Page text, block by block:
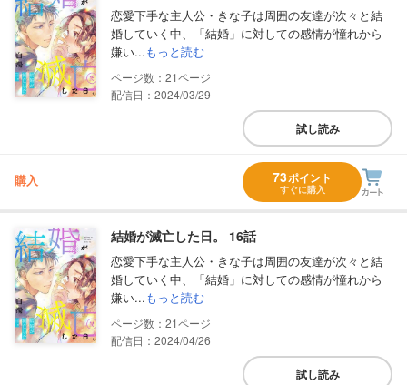
恋愛下手な主人公・きな子は周囲の友達が次々と結
婚していく中、「結婚」に対しての感情が憧れから
嫌い...もっと読む
21
配信日：2024/03/29
試し読み
購入 73ポイント
すぐに購入
結婚が滅亡した日。 16話
恋愛下手な主人公・きな子は周囲の友達が次々と結
婚していく中、「結婚」に対しての感情が憧れから
嫌い...もっと読む
21
配信日：2024/04/26
試し読み